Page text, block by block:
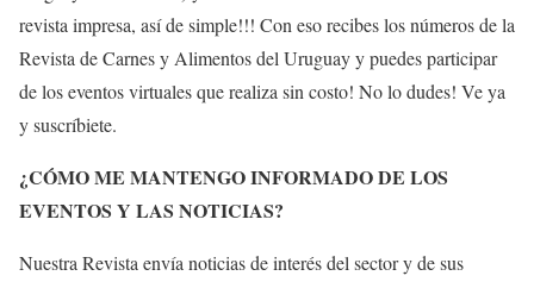
revista impresa, así de simple!!! Con eso recibes los números de la
Revista de Carnes y Alimentos del Uruguay y puedes participar
de los eventos virtuales que realiza sin costo! No lo dudes! Ve ya
y suscríbiete.
¿CÓMO ME MANTENGO INFORMADO DE LOS
EVENTOS Y LAS NOTICIAS?
Nuestra Revista envía noticias de interés del sector y de sus